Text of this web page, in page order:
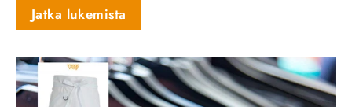
Jatka lukemista